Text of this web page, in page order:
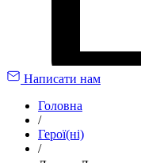
Написати нам
Головна
/
Герої(ні)
/